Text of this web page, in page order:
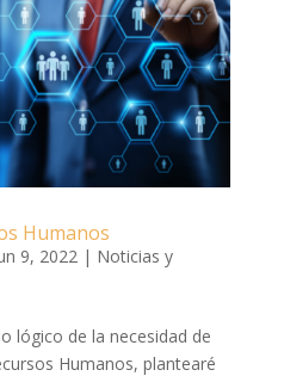
Humanos
9, 2022 | Noticias y
lógico de la necesidad de
Humanos, plantearé